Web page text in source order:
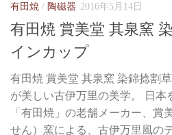
有田焼 / 陶磁器 2016年5月14日
有田焼 賞美堂 其泉窯
インカップ
有田焼 賞美堂 其泉窯 染錦捻割
が美しい古伊万里の美学。 日本
「有田焼」の老舗メーカー、賞
せん）窯による、古伊万里風の